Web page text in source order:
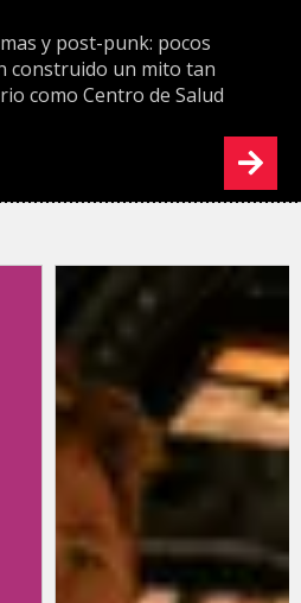
y post-punk: pocos
construido un mito tan
como Centro de Salud